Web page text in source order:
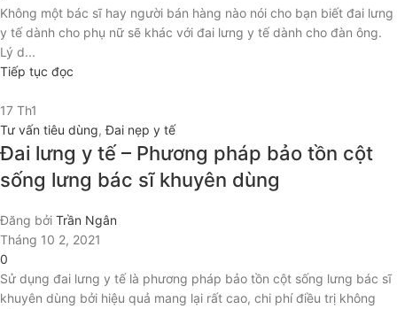
Không một bác sĩ hay người bán hàng nào nói cho bạn biết đai lưng
y tế dành cho phụ nữ sẽ khác với đai lưng y tế dành cho đàn ông.
Lý d...
Tiếp tục đọc
17 Th1
Tư vấn tiêu dùng,Đai nẹp y tế
Đai lưng y tế – Phương pháp bảo tồn cột
sống lưng bác sĩ khuyên dùng
Đăng bởi Trần Ngân
Tháng 10 2, 2021
0
Sử dụng đai lưng y tế là phương pháp bảo tồn cột sống lưng bác sĩ
khuyên dùng bởi hiệu quả mang lại rất cao, chi phí điều trị không